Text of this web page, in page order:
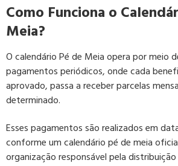
Como Funciona o
Meia?
O calendário Pé de Meia opera por meio
pagamentos periódicos, onde cada
aprovado, passa a receber parcelas
determinado.
Esses pagamentos são realizados em
conforme um calendário pé de meia
organização responsável pela